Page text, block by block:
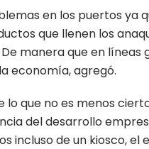
en los puertos ya
que llenen los
manera que en líneas
economía, agregó.
lo que no es menos
del desarrollo
incluso de un kiosco,